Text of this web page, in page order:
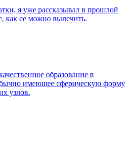
я уже рассказывал в прошлой
как ее можно вылечить.
образование в
имеющее сферическую форму
узлов.